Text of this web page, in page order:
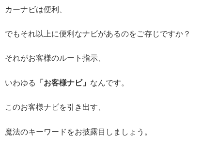
カーナビは便利、
でもそれ以上に便利なナビがあるのをご存じですか？
それがお客様のルート指示、
いわゆる 「お客様ナビ」 なんです。
このお客様ナビを引き出す、
魔法のキーワードをお披露目しましょう。